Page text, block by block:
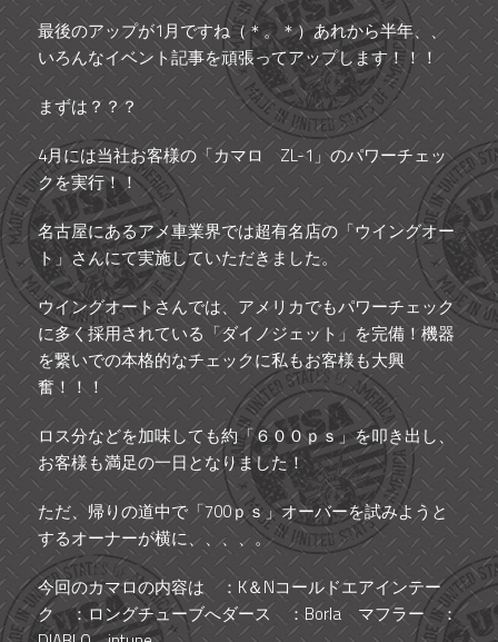
最後のアップが1月ですね（＊。＊）あれから半年、、
いろんなイベント記事を頑張ってアップします！！！
まずは？？？
4月には当社お客様の「カマロ ZL-1」のパワーチェッ
クを実行！！
名古屋にあるアメ車業界では超有名店の「ウイングオー
ト」さんにて実施していただきました。
ウイングオートさんでは、アメリカでもパワーチェック
に多く採用されている「ダイノジェット」を完備！機器
を繋いでの本格的なチェックに私もお客様も大興
奮！！！
ロス分などを加味しても約「６００ｐｓ」を叩き出し、
お客様も満足の一日となりました！
ただ、帰りの道中で「700ｐｓ」オーバーを試みようと
するオーナーが横に、、、、。
今回のカマロの内容は ：K＆Nコールドエアインテー
ク ：ロングチューブへダース ：Borla マフラー ：